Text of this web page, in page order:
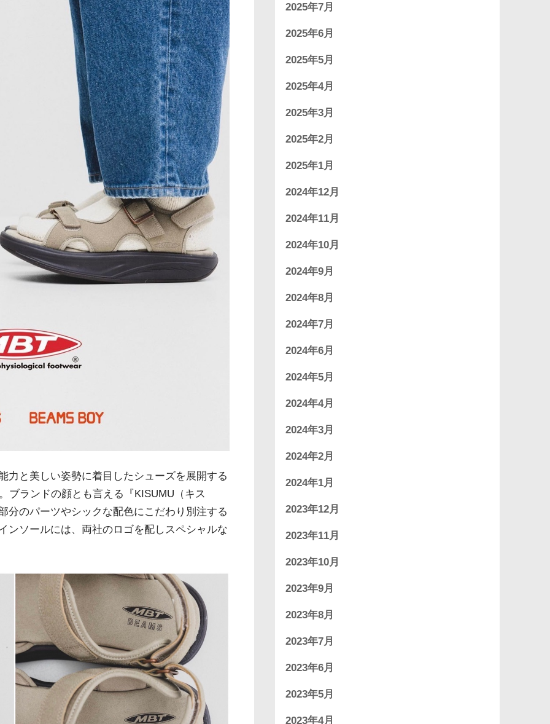
力と美しい姿勢に着目したシューズを展開する
ブランドの顔とも言える『KISUMU（キス
分のパーツやシックな配色にこだわり別注する
ンソールには、両社のロゴを配しスペシャルな
2025年7月
2025年6月
2025年5月
2025年4月
2025年3月
2025年2月
2025年1月
2024年12月
2024年11月
2024年10月
2024年9月
2024年8月
2024年7月
2024年6月
2024年5月
2024年4月
2024年3月
2024年2月
2024年1月
2023年12月
2023年11月
2023年10月
2023年9月
2023年8月
2023年7月
2023年6月
2023年5月
2023年4月